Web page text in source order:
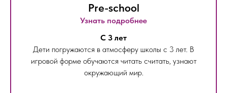
Pre-school
Узнать подробнее
С 3 лет
Дети погружаются в атмосферу школы с 3 лет. В
игровой форме обучаются читать считать, узнают
окружающий мир.